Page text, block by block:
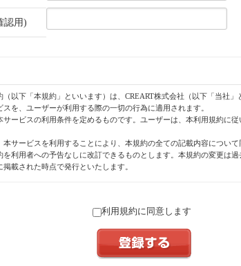
認用)
（以下「本規約」といいます）は、CREART株式会社（以下「当社
スを、ユーザーが利用する際の一切の行為に適用されます。
サービスの利用条件を定めるものです。ユーザーは、本利用規約に
本サービスを利用することにより、本規約の全ての記載内容について
を利用者への予告なしに改訂できるものとします。本規約の変更は過
掲載された時点で発行といたします。
語の意義は、次に定めるとおりといたします。
とは当社が運営する「トケナビ」と称するウェブサイト（http://
」とは本サイト上で提供される全てのサービスをいいます。
本サービスの投稿フォームを使い投稿された画像、テキスト、プログ
利用規約に同意します